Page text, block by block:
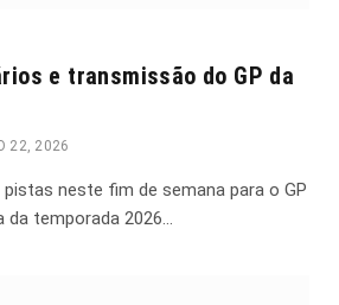
e transmissão do GP da
22, 2026
neste fim de semana para o GP
da temporada 2026…